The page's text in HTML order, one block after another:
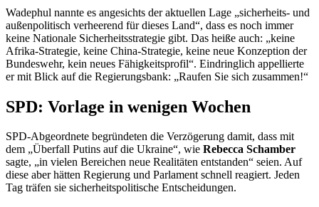
Wadephul nannte es angesichts der aktuellen Lage „sicherheits- und
außenpolitisch verheerend für dieses Land“, dass es noch immer
keine Nationale Sicherheitsstrategie gibt. Das heiße auch: „keine
Afrika-Strategie, keine China-Strategie, keine neue Konzeption der
Bundeswehr, kein neues Fähigkeitsprofil“. Eindringlich appellierte
er mit Blick auf die Regierungsbank: „Raufen Sie sich zusammen!“
SPD: Vorlage in wenigen Wochen
SPD-Abgeordnete begründeten die Verzögerung damit, dass mit
dem „Überfall Putins auf die Ukraine“, wie Rebecca Schamber
sagte, „in vielen Bereichen neue Realitäten entstanden“ seien. Auf
diese aber hätten Regierung und Parlament schnell reagiert. Jeden
Tag träfen sie sicherheitspolitische Entscheidungen.